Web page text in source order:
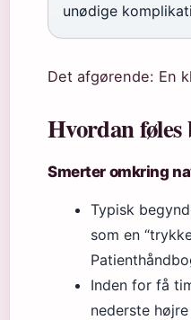
unødige
Det afgørende: En
Hvordan
Smerter omkring
Typisk
som en
Inden for få
nederste